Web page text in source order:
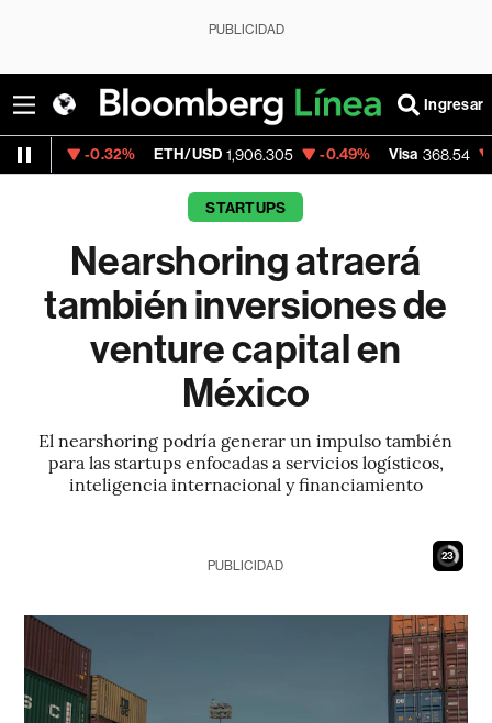
PUBLICIDAD
Ingresar
ETH/USD 1,906.305 -0.49% Visa 368.54 -0.28%
STARTUPS
Nearshoring atraerá
también inversiones de
venture capital en
México
El nearshoring podría generar un impulso también
para las startups enfocadas a servicios logísticos,
inteligencia internacional y financiamiento
21
PUBLICIDAD